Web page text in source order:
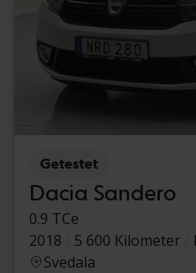
Getestet
Dacia Sandero
0.9 TCe
2018
5 600 Kilometer
Svedala